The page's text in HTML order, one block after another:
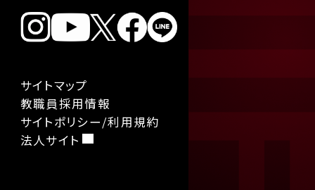
サイトマップ
教職員採用情報
サイトポリシー/利用規約
法人サイト